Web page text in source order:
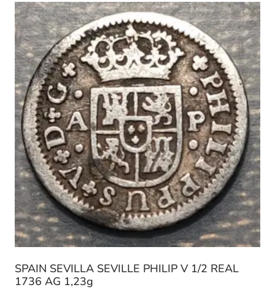
SPAIN SEVILLA SEVILLE PHILIP V 1/2 REAL
1736 AG 1,23g